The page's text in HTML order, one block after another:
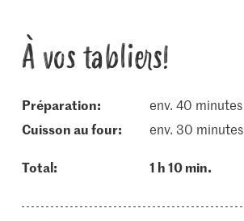
À vos tabliers!
Préparation:
env. 40 minutes
cuisson au four:
env. 30 minutes
Total: 1 h 10 min.